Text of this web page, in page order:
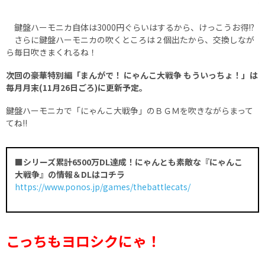
鍵盤ハーモニカ自体は3000円ぐらいはするから、けっこうお得!?
さらに鍵盤ハーモニカの吹くところは２個出たから、交換しなが
ら毎日吹きまくれるね！
次回の豪華特別編「まんがで！ にゃんこ大戦争 もういっちょ！」は
毎月月末(11月26日ごろ)に更新予定。
鍵盤ハーモニカで「にゃんこ大戦争」のＢＧＭを吹きながらまって
てね!!
■シリーズ累計6500万DL達成！にゃんとも素敵な『にゃんこ
大戦争』の情報＆DLはコチラ
https://www.ponos.jp/games/thebattlecats/
こっちもヨロシクにゃ！